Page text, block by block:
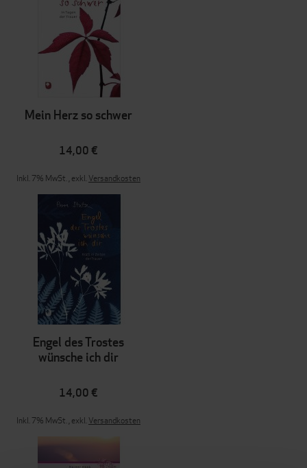
Mein Herz so schwer
14,00 €
Inkl. 7% MwSt.,exkl.Versandkosten
Engel des Trostes
wünsche ich dir
14,00 €
Inkl. 7% MwSt.,exkl.Versandkosten